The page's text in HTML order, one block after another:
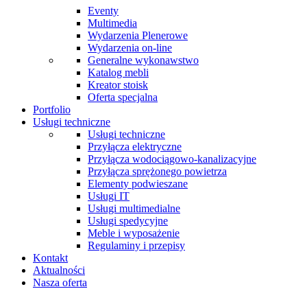
Eventy
Multimedia
Wydarzenia Plenerowe
Wydarzenia on-line
Generalne wykonawstwo
Katalog mebli
Kreator stoisk
Oferta specjalna
Portfolio
Usługi techniczne
Usługi techniczne
Przyłącza elektryczne
Przyłącza wodociągowo-kanalizacyjne
Przyłącza sprężonego powietrza
Elementy podwieszane
Usługi IT
Usługi multimedialne
Usługi spedycyjne
Meble i wyposażenie
Regulaminy i przepisy
Kontakt
Aktualności
Nasza oferta